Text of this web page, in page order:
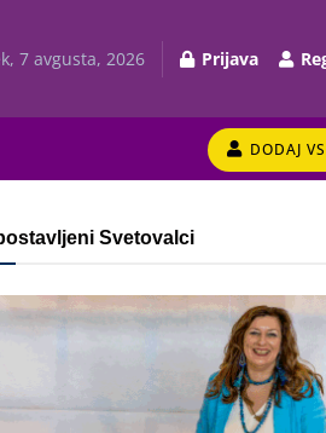
7 avgusta, 2026 Prijava
DODAJ
Svetovalci